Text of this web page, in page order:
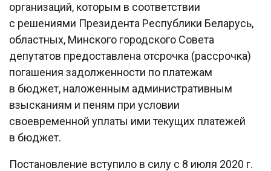
организаций, которым в соответствии
с решениями Президента Республики Беларусь,
областных, Минского городского Совета
депутатов предоставлена отсрочка (рассрочка)
погашения задолженности по платежам
в бюджет, наложенным административным
взысканиям и пеням при условии
своевременной уплаты ими текущих платежей
в бюджет.
Постановление вступило в силу с 8 июля 2020 г.